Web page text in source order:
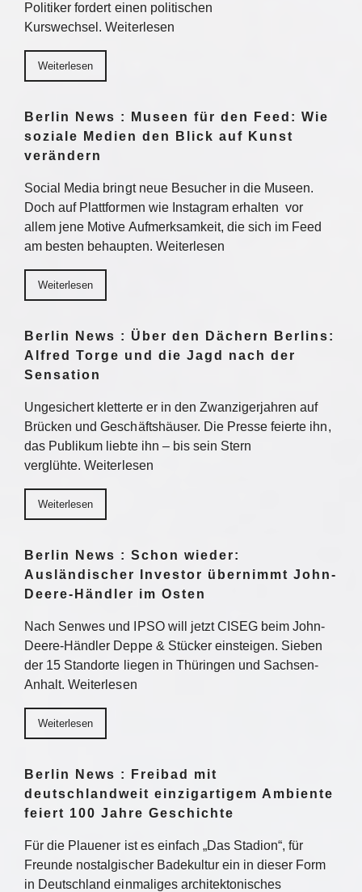
Politiker fordert einen politischen
Kurswechsel. Weiterlesen
Weiterlesen
Berlin News : Museen für den Feed: Wie
soziale Medien den Blick auf Kunst
verändern
Social Media bringt neue Besucher in die Museen.
Doch auf Plattformen wie Instagram erhalten vor
allem jene Motive Aufmerksamkeit, die sich im Feed
am besten behaupten. Weiterlesen
Weiterlesen
Berlin News : Über den Dächern Berlins:
Alfred Torge und die Jagd nach der
Sensation
Ungesichert kletterte er in den Zwanzigerjahren auf
Brücken und Geschäftshäuser. Die Presse feierte ihn,
das Publikum liebte ihn – bis sein Stern
verglühte. Weiterlesen
Weiterlesen
Berlin News : Schon wieder:
Ausländischer Investor übernimmt John-
Deere-Händler im Osten
Nach Senwes und IPSO will jetzt CISEG beim John-
Deere-Händler Deppe & Stücker einsteigen. Sieben
der 15 Standorte liegen in Thüringen und Sachsen-
Anhalt. Weiterlesen
Weiterlesen
Berlin News : Freibad mit
deutschlandweit einzigartigem Ambiente
feiert 100 Jahre Geschichte
Für die Plauener ist es einfach „Das Stadion“, für
Freunde nostalgischer Badekultur ein in dieser Form
in Deutschland einmaliges architektonisches